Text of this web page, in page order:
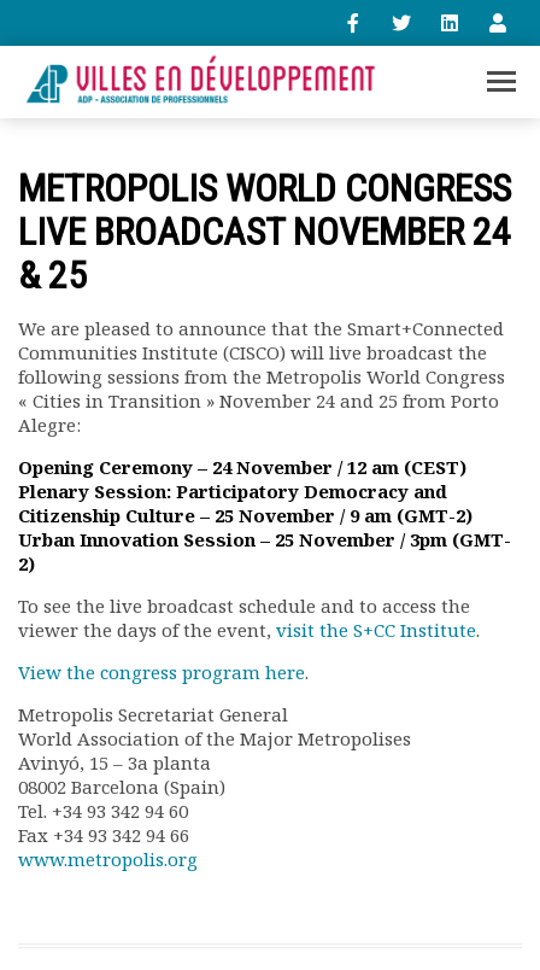
contact@villes-developpement.org
Accueil
Qui sommes-nous ?
Présentation vidéo
Le bureau
Statuts de l’association
Vie de l’association
Calendrier des activités
Assemblées générales
Comptes rendus mensuels
Nous rejoindre
Le bulletin
Présentation du bulletin
Comité de rédaction
Bulletins Villes en
développement
Kiosk
Ressources
Nos actions
Podcast-AdP
METROPOLIS WORLD CONGRESS
LIVE BROADCAST NOVEMBER 24
& 25
We are pleased to announce that the Smart+Connected
Communities Institute (CISCO) will live broadcast the
following sessions from the Metropolis World Congress
« Cities in Transition » November 24 and 25 from Porto
Alegre:
Opening Ceremony – 24 November / 12 am (CEST)
Plenary Session: Participatory Democracy and
Citizenship Culture – 25 November / 9 am (GMT-2)
Urban Innovation Session – 25 November / 3pm (GMT-
2)
To see the live broadcast schedule and to access the
viewer the days of the event, visit the S+CC Institute.
View the congress program here.
Metropolis Secretariat General
World Association of the Major Metropolises
Avinyó, 15 – 3a planta
08002 Barcelona (Spain)
Tel. +34 93 342 94 60
Fax +34 93 342 94 66
www.metropolis.org